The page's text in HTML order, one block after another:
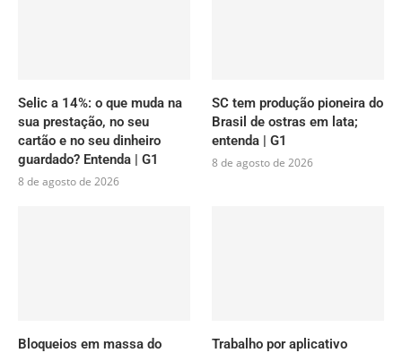
Selic a 14%: o que muda na
sua prestação, no seu
cartão e no seu dinheiro
guardado? Entenda | G1
8 de agosto de 2026
SC tem produção pioneira do
Brasil de ostras em lata;
entenda | G1
8 de agosto de 2026
Bloqueios em massa do
Trabalho por aplicativo